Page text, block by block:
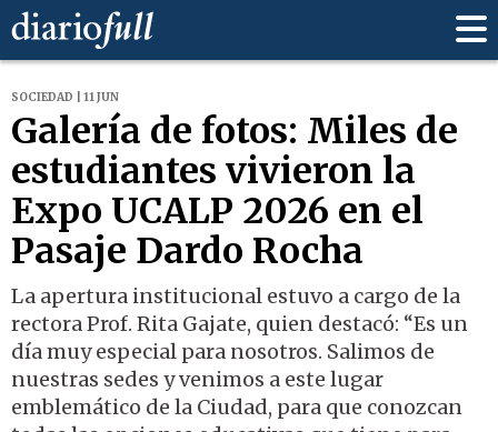
SOCIEDAD | 11 JUN
Galería de fotos: Miles de
estudiantes vivieron la
Expo UCALP 2026 en el
Pasaje Dardo Rocha
La apertura institucional estuvo a cargo de la
rectora Prof. Rita Gajate, quien destacó: “Es un
día muy especial para nosotros. Salimos de
nuestras sedes y venimos a este lugar
emblemático de la Ciudad, para que conozcan